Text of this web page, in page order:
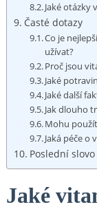
Jaké otázky
Časté dotazy
Co je
užívat?
Proč jsou
Jaké
Jaké další
Jak dlouho
Mohu
Jaká péče
Poslední slovo
Jaké